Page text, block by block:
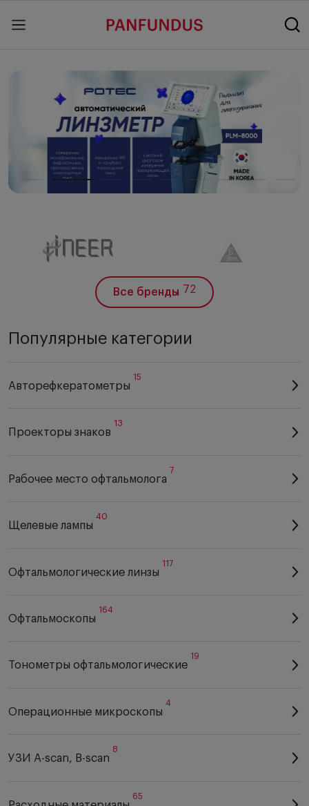
Все бренды 72
Популярные категории
Авторефкератометры
15
Проекторы знаков
13
Рабочее место офтальмолога
7
Щелевые лампы
40
Офтальмологические линзы
117
Офтальмоскопы
164
Тонометры офтальмологические
19
Операционные микроскопы
4
УЗИ A-scan, B-scan
8
65